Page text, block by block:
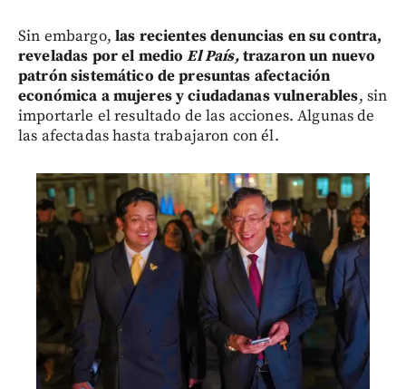
Sin embargo, las recientes denuncias en su contra,
reveladas por el medioEl País,trazaron un nuevo
patrón sistemático de presuntas afectación
económica a mujeres y ciudadanas vulnerables, sin
importarle el resultado de las acciones. Algunas de
las afectadas hasta trabajaron con él.